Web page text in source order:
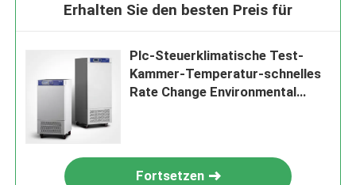
Erhalten Sie den besten Preis für
Plc-Steuerklimatische Test-
Kammer-Temperatur-schnelles
Rate Change Environmental
Fortsetzen